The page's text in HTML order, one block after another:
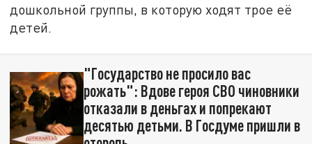
дошкольной группы, в которую ходят трое её
детей.
"Государство не просило вас
рожать": Вдове героя СВО чиновники
отказали в деньгах и попрекают
десятью детьми. В Госдуме пришли в